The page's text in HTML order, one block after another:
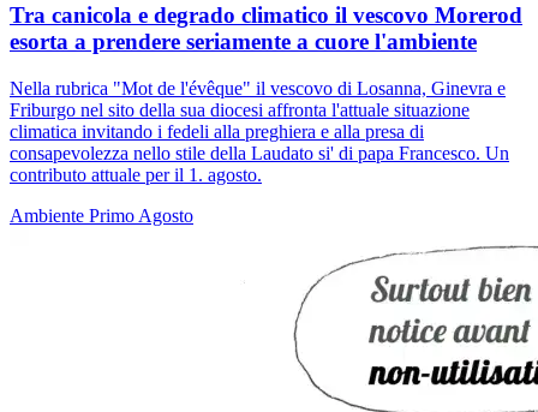
Tra canicola e degrado climatico il vescovo Morerod
esorta a prendere seriamente a cuore l'ambiente
Nella rubrica "Mot de l'évêque" il vescovo di Losanna, Ginevra e
Friburgo nel sito della sua diocesi affronta l'attuale situazione
climatica invitando i fedeli alla preghiera e alla presa di
consapevolezza nello stile della Laudato si' di papa Francesco. Un
contributo attuale per il 1. agosto.
Ambiente Primo Agosto